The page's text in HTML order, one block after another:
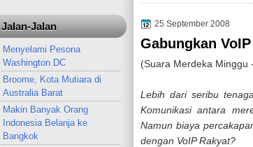
Jalan-Jalan
Menyelami Pesona
Washington DC
Broome, Kota Mutiara di
Australia Barat
Makin Banyak Orang
Indonesia Belanja ke
Bangkok
25 September 2008
Gabungkan
(Suara Merdeka Minggu
Lebih dari seribu
Komunikasi antara
Namun biaya
dengan VoIP Rakyat?